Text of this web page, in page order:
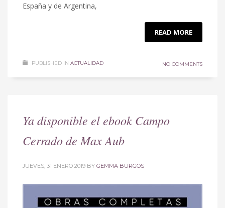
España y de Argentina,
READ MORE
PUBLISHED IN ACTUALIDAD NO COMMENTS
Ya disponible el ebook Campo
Cerrado de Max Aub
JUEVES, 31 ENERO 2019 BY GEMMA BURGOS